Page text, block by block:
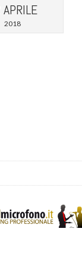
2018